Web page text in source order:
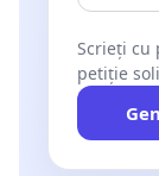
Scrieți cu
petiție